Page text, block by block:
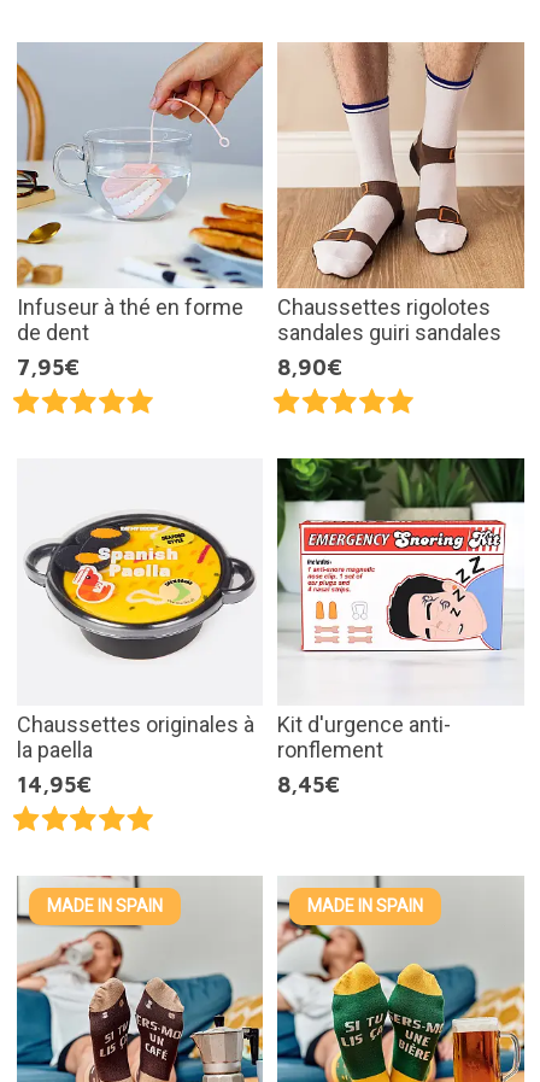
Infuseur à thé en forme
de dent
7,95€
Chaussettes rigolotes
sandales guiri sandales
8,90€
Chaussettes originales à
la paella
14,95€
Kit d'urgence anti-
ronflement
8,45€
MADE IN SPAIN MADE IN SPAIN